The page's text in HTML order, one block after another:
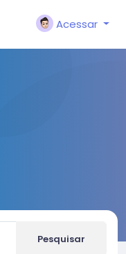
Acessar
Pesquisar